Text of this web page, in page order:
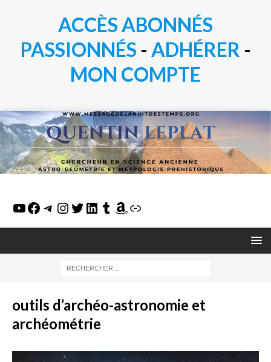
ACCÈS ABONNÉS
PASSIONNÉS - ADHÉRER -
MON COMPTE
outils d’archéo-astronomie et
archéométrie